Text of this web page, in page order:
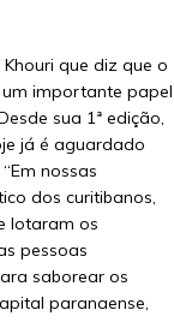
Khouri que diz que o
importante papel
sua 1ª edição,
já é aguardado
nossas
dos curitibanos,
lotaram os
pessoas
saborear os
paranaense,